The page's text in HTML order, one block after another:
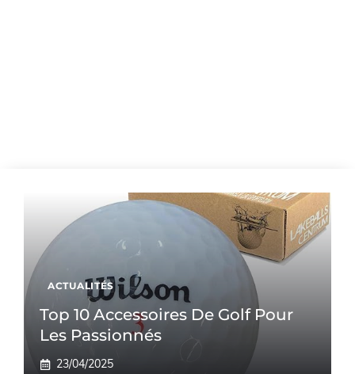
ACTUALITÉS
Top 10 Accessoires De Golf Pour
Les Passionnés
23/04/2025